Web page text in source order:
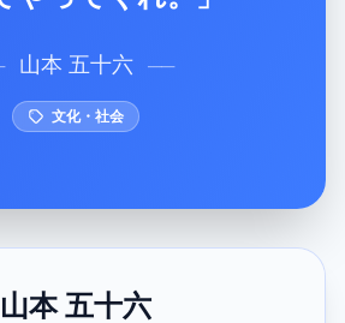
山本 五十六 ──
文化・社会
山本 五十六